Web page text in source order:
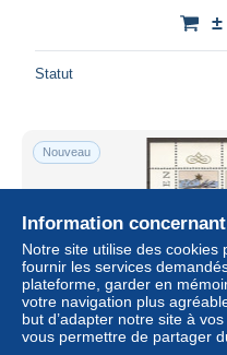
±
Statut
Nouveau
Information
Notre site utilise des cookies
fournir les services
plateforme, garder en
votre navigation plus
but d’adapter notre site à
vous permettre de partager